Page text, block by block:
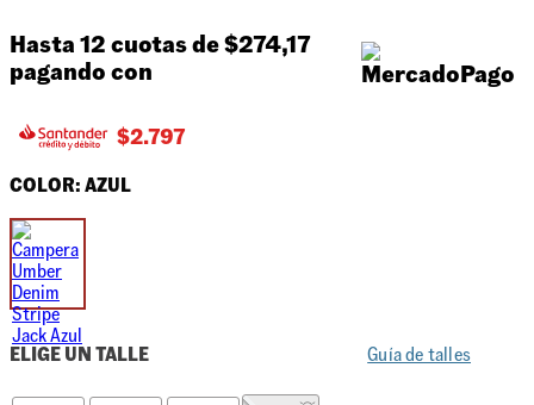
Hasta 12 cuotas de$274,17
pagando con
$2.797
COLOR:AZUL
ELIGE UN TALLE Guía de talles